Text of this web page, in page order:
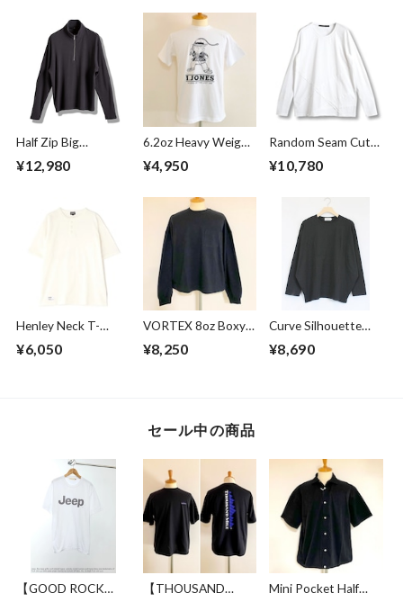
Half Zip Big
Pullover Gray
¥12,980
6.2oz Heavy Weight
T-shirts FRP-0038
¥4,950
Random Seam Cut
Off Crew Neck L/S
T-shirts White
¥10,780
Henley Neck T-
shirts Off White
¥6,050
VORTEX 8oz Boxy
Cropped L/S Tee
with with Glasses
¥8,250
Curve Silhouette
Cut & Sewn Black
¥8,690
セール中の商品
【GOOD ROCK
【THOUSAND
Mini Pocket Half